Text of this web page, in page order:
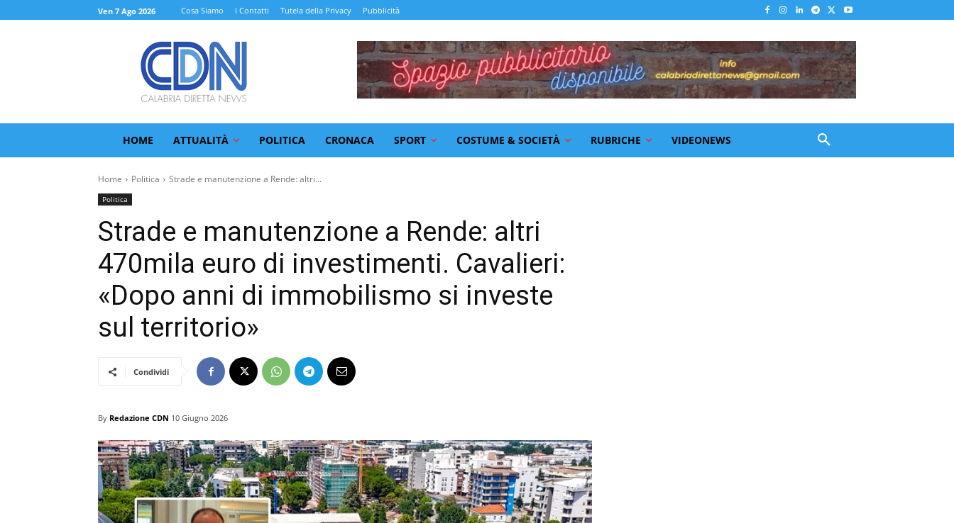
Ven 7 Ago 2026 Cosa Siamo I Contatti Tutela della Privacy Pubblicità
HOME ATTUALITÀ POLITICA CRONACA SPORT COSTUME & SOCIETÀ RUBRICHE VIDEONEWS
Home Politica Strade e manutenzione a Rende: altri...
Politica
Strade e manutenzione a Rende: altri
470mila euro di investimenti. Cavalieri:
«Dopo anni di immobilismo si investe
sul territorio»
Condividi
By Redazione CDN 10 Giugno 2026